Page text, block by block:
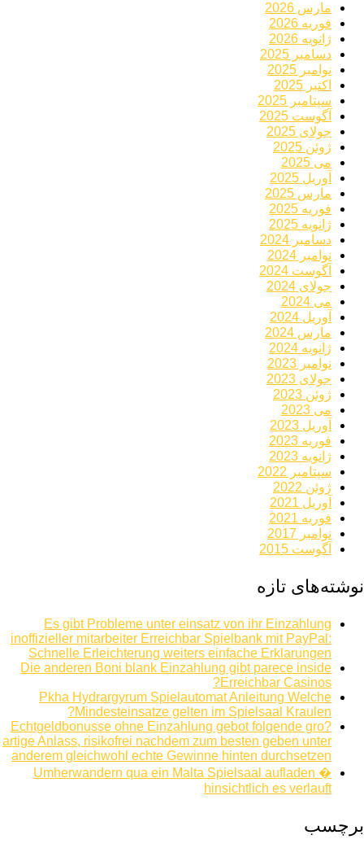
مارس 2026
فوریه 2026
ژانویه 2026
دسامبر 2025
نوامبر 2025
اکتبر 2025
سپتامبر 2025
آگوست 2025
جولای 2025
ژوئن 2025
می 2025
آوریل 2025
مارس 2025
فوریه 2025
ژانویه 2025
دسامبر 2024
نوامبر 2024
آگوست 2024
جولای 2024
می 2024
آوریل 2024
مارس 2024
ژانویه 2024
نوامبر 2023
جولای 2023
ژوئن 2023
می 2023
آوریل 2023
فوریه 2023
ژانویه 2023
سپتامبر 2022
ژوئن 2022
آوریل 2021
فوریه 2021
نوامبر 2017
آگوست 2015
نوشته‌های تازه
Es gibt Probleme unter einsatz von ihr Einzahlung
inoffizieller mitarbeiter Erreichbar Spielbank mit PayPal:
Schnelle Erleichterung weiters einfache Erklarungen
Die anderen Boni blank Einzahlung gibt parece inside
Erreichbar Casinos?
Pkha Hydrargyrum Spielautomat Anleitung Welche
Mindesteinsatze gelten im Spielsaal Kraulen?
Echtgeldbonusse ohne Einzahlung gebot folgende gro?
artige Anlass, risikofrei nachdem zum besten geben unter
anderem gleichwohl echte Gewinne hinten durchsetzen
Umherwandern qua ein Malta Spielsaal aufladen �
hinsichtlich es verlauft
برچسب